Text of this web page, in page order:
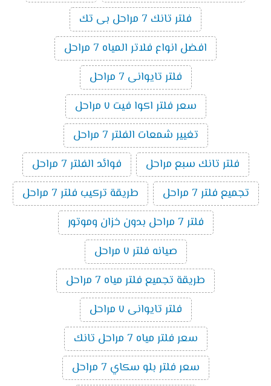
فلتر تانك 7 مراحل بى تك
افضل انواع فلاتر المياه 7 مراحل
فلتر تايوانى 7 مراحل
سعر فلتر اكوا فيت ٧ مراحل
تغيير شمعات الفلتر 7 مراحل
فلتر تانك سبع مراحل
فوائد الفلتر 7 مراحل
تجميع فلتر 7 مراحل
طريقة تركيب فلتر 7 مراحل
فلتر 7 مراحل بدون خزان وموتور
صيانه فلتر ٧ مراحل
طريقة تجميع فلتر مياه 7 مراحل
فلتر تايوانى ٧ مراحل
سعر فلتر مياه 7 مراحل تانك
سعر فلتر بلو سكاي 7 مراحل